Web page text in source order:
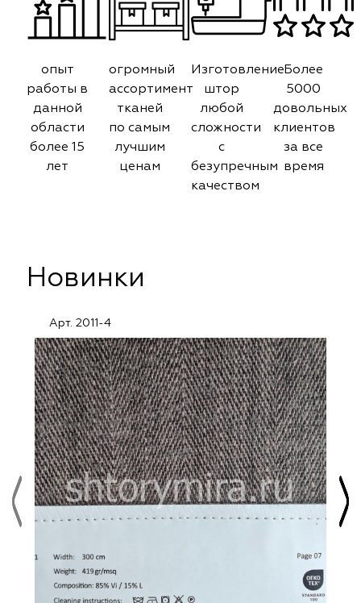
опыт
работы в
данной
области
более 15
лет
огромный
ассортимент
тканей
по самым
лучшим
ценам
Изготовление
штор
любой
сложности
с
безупречным
качеством
Более
5000
довольных
клиентов
за все
время
Новинки
Арт. 2011-4